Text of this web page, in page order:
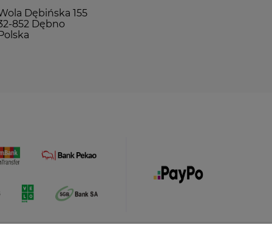
Dębińska 155
852 Dębno